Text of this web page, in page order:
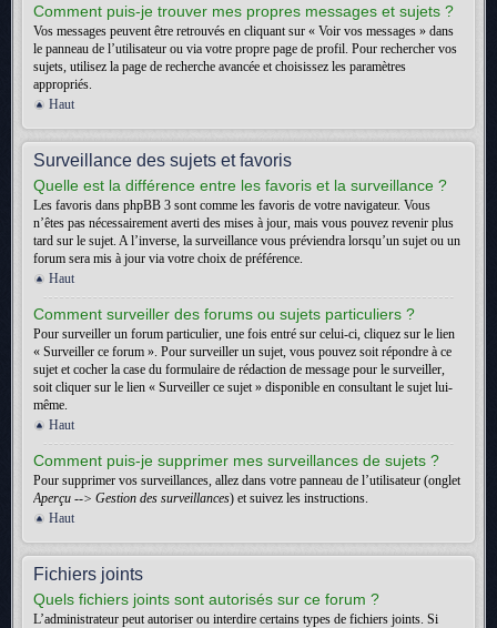
Comment puis-je trouver mes propres messages et sujets ?
Vos messages peuvent être retrouvés en cliquant sur « Voir vos messages » dans
le panneau de l’utilisateur ou via votre propre page de profil. Pour rechercher vos
sujets, utilisez la page de recherche avancée et choisissez les paramètres
appropriés.
Haut
Surveillance des sujets et favoris
Quelle est la différence entre les favoris et la surveillance ?
Les favoris dans phpBB 3 sont comme les favoris de votre navigateur. Vous
n’êtes pas nécessairement averti des mises à jour, mais vous pouvez revenir plus
tard sur le sujet. A l’inverse, la surveillance vous préviendra lorsqu’un sujet ou un
forum sera mis à jour via votre choix de préférence.
Haut
Comment surveiller des forums ou sujets particuliers ?
Pour surveiller un forum particulier, une fois entré sur celui-ci, cliquez sur le lien
« Surveiller ce forum ». Pour surveiller un sujet, vous pouvez soit répondre à ce
sujet et cocher la case du formulaire de rédaction de message pour le surveiller,
soit cliquer sur le lien « Surveiller ce sujet » disponible en consultant le sujet lui-
même.
Haut
Comment puis-je supprimer mes surveillances de sujets ?
Pour supprimer vos surveillances, allez dans votre panneau de l’utilisateur (onglet
Aperçu --> Gestion des surveillances) et suivez les instructions.
Haut
Fichiers joints
Quels fichiers joints sont autorisés sur ce forum ?
L’administrateur peut autoriser ou interdire certains types de fichiers joints. Si